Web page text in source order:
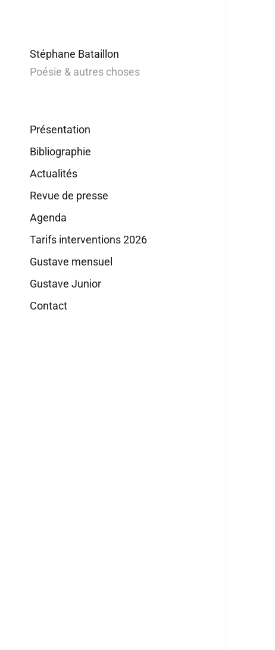
Stéphane Bataillon
Poésie & autres choses
Présentation
Bibliographie
Actualités
Revue de presse
Agenda
Tarifs interventions 2026
Gustave mensuel
Gustave Junior
Contact